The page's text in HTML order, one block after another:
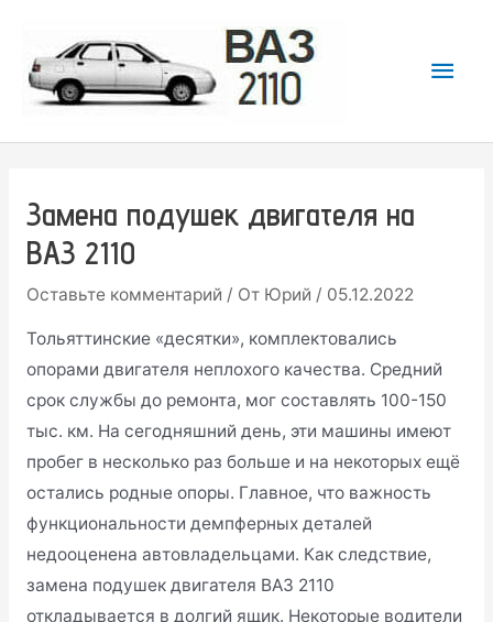
содержимому
Замена подушек двигателя на
ВАЗ 2110
Оставьте комментарий / От Юрий / 05.12.2022
Тольяттинские «десятки», комплектовались
опорами двигателя неплохого качества. Средний
срок службы до ремонта, мог составлять 100-150
тыс. км. На сегодняшний день, эти машины имеют
пробег в несколько раз больше и на некоторых ещё
остались родные опоры. Главное, что важность
функциональности демпферных деталей
недооценена автовладельцами. Как следствие,
замена подушек двигателя ВАЗ 2110
откладывается в долгий ящик. Некоторые водители